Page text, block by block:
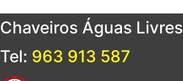
Chaveiros Águas Livres
Tel: 963 913 587